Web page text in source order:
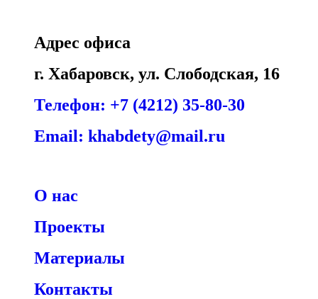
Адрес офиса
г. Хабаровск, ул. Слободская, 16
Телефон: +7 (4212) 35-80-30
Email: khabdety@mail.ru
О нас
Проекты
Материалы
Контакты